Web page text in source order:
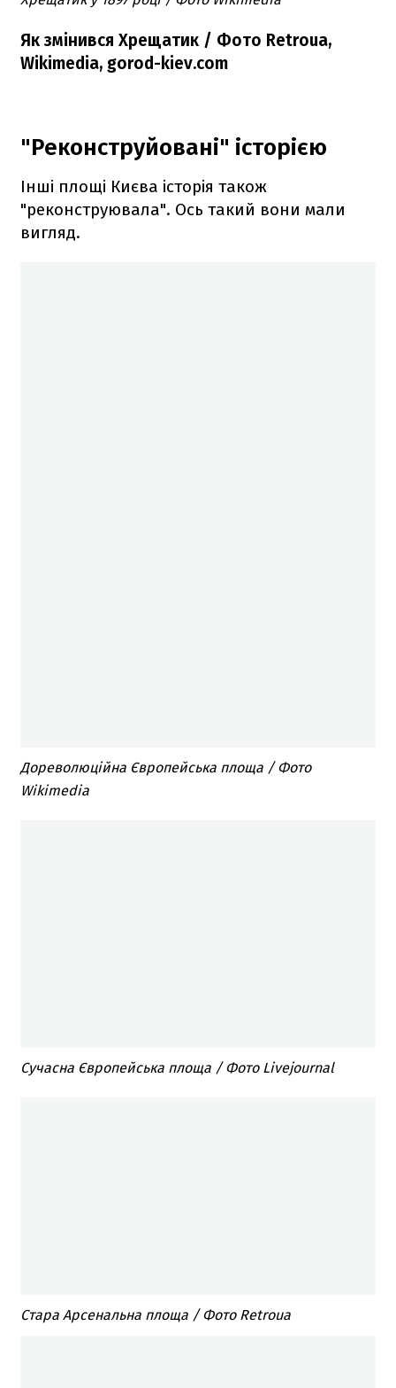
Як змінився Хрещатик / Фото Retroua,
Wikimedia, gorod-kiev.com
"Реконструйовані" історією
Інші площі Києва історія також
"реконструювала". Ось такий вони мали
вигляд.
Дореволюційна Європейська площа / Фото
Wikimedia
Сучасна Європейська площа / Фото Livejournal
Стара Арсенальна площа / Фото Retroua